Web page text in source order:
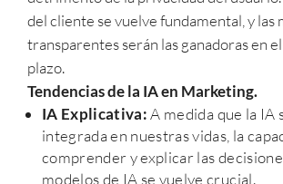
del cliente se vuelve fundamental, y las
transparentes serán las ganadoras en
plazo.
Tendencias de la IA en Marketing.
IA Explicativa:A medida que la IA
integrada en nuestras vidas, la
comprender y explicar las
modelos de IA se vuelve crucial.